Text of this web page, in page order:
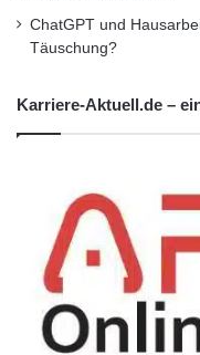
den
internationale
Santander
unter
abgerufen
Santander
ChatGPT und
Täuschung?
Karriere-Aktuell.de –